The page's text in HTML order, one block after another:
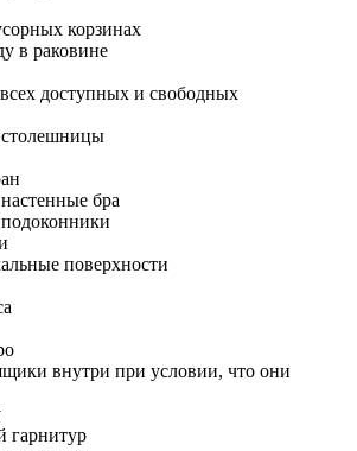
корзинах
в раковине
доступных и свободных
бра
поверхности
внутри при условии, что они
гарнитур